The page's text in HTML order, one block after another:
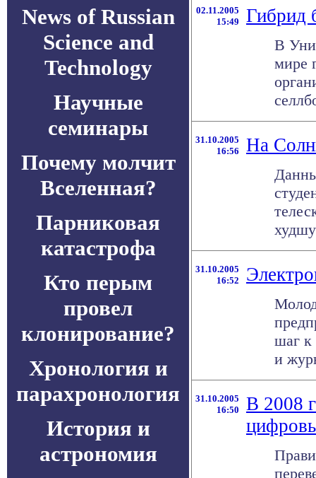
News of Russian
Science and
Technology
Научные
семинары
Почему молчит
Вселенная?
Парниковая
катастрофа
Кто перым
провел
клонирование?
Хронология и
парахронология
История и
астрономия
02.11.2005
15:49
Гибрид
В
мире
31.10.2005
16:56
На
31.10.2005
16:52
шаг к
и
31.10.2005
16:50
В 2008